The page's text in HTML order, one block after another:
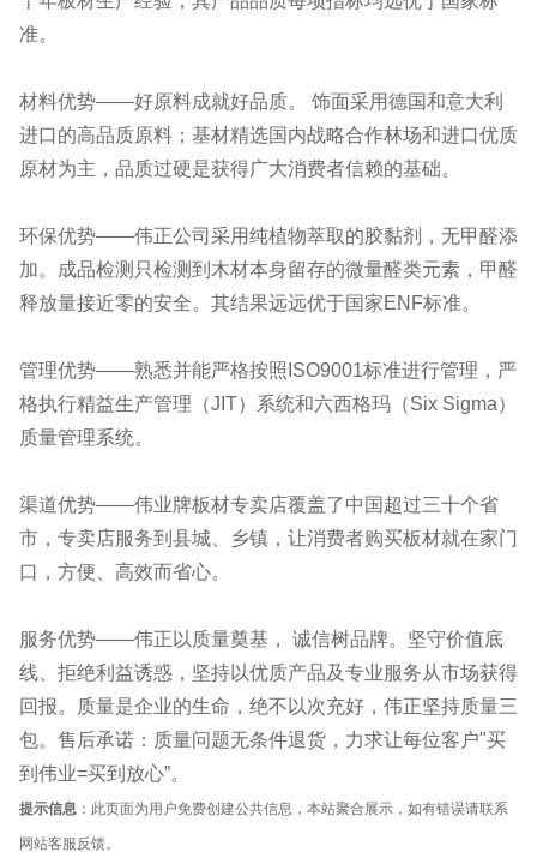
准。
材料优势——好原料成就好品质。 饰面采用德国和意大利
进口的高品质原料；基材精选国内战略合作林场和进口优质
原材为主，品质过硬是获得广大消费者信赖的基础。
环保优势——伟正公司采用纯植物萃取的胶黏剂，无甲醛添
加。成品检测只检测到木材本身留存的微量醛类元素，甲醛
释放量接近零的安全。其结果远远优于国家ENF标准。
管理优势——熟悉并能严格按照ISO9001标准进行管理，严
格执行精益生产管理（JIT）系统和六西格玛（Six Sigma）
质量管理系统。
渠道优势——伟业牌板材专卖店覆盖了中国超过三十个省
市，专卖店服务到县城、乡镇，让消费者购买板材就在家门
口，方便、高效而省心。
服务优势——伟正以质量奠基， 诚信树品牌。坚守价值底
线、拒绝利益诱惑，坚持以优质产品及专业服务从市场获得
回报。质量是企业的生命，绝不以次充好，伟正坚持质量三
包。售后承诺：质量问题无条件退货，力求让每位客户"买
到伟业=买到放心”。
提示信息 ：此页面为用户免费创建公共信息，本站聚合展示，如有错误请联系
网站客服反馈。